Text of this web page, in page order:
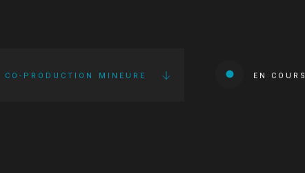
CO-PRODUCTION MINEURE EN COURS